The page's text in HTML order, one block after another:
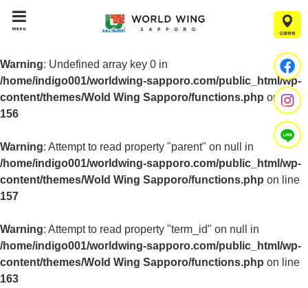
menu
Warning: Undefined array key 0 in
/home/indigo001/worldwing-sapporo.com/public_html/wp-
content/themes/Wold Wing Sapporo/functions.php on line
156
Warning: Attempt to read property "parent" on null in
/home/indigo001/worldwing-sapporo.com/public_html/wp-
content/themes/Wold Wing Sapporo/functions.php on line
157
Warning: Attempt to read property "term_id" on null in
/home/indigo001/worldwing-sapporo.com/public_html/wp-
content/themes/Wold Wing Sapporo/functions.php on line
163